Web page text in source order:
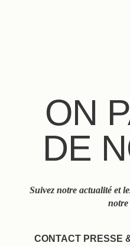
ON
DE
Suivez notre actualité et
notre
CONTACT PRESSE